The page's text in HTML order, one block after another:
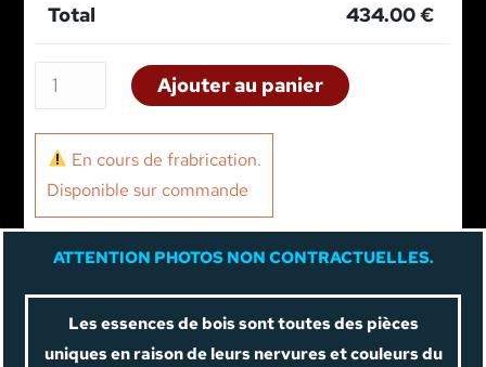
En cours de frabrication.
Disponible sur commande
Total 434.00€
Ajouter au panier
ATTENTION PHOTOS NON CONTRACTUELLES.
Les essences de bois sont toutes des pièces
uniques en raison de leurs nervures et couleurs du